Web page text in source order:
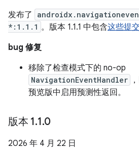
发布了
*:1.1.1 。版本 1.1.1 中包含这些提
bug 修复
移除了检查模式下的 no-op
NavigationEventHandler
预览版中启用预测性返回。
版本 1.1.0
2026 年 4 月 22 日